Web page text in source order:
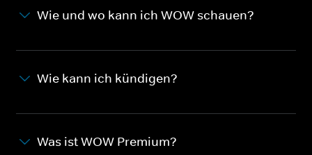
Wie und wo kann ich WOW schauen?
Wie kann ich kündigen?
Was ist WOW Premium?